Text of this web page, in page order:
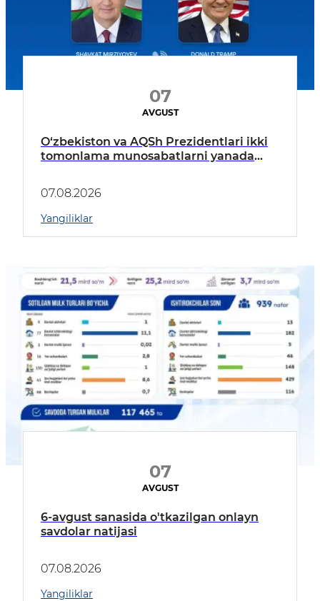
07
AVGUST
O‘zbekiston va AQSh Prezidentlari ikki
tomonlama munosabatlarni yanada
07.08.2026
Yangiliklar
07
AVGUST
6-avgust sanasida o'tkazilgan onlayn
savdolar natijasi
07.08.2026
Yangiliklar